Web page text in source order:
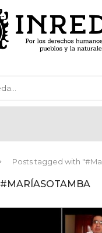
Posts tagged with
#MARÍASOTAMBA